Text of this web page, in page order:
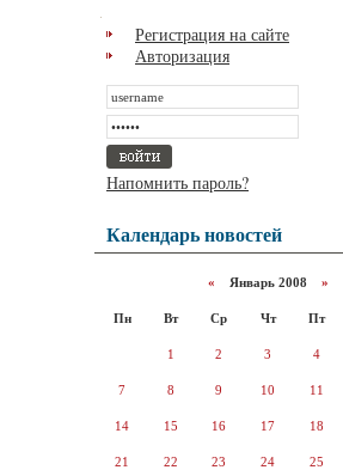
Регистрация на сайте
Авторизация
Напомнить пароль?
Календарь новостей
« Январь 2008 »
Пн Вт Ср Чт Пт
1 2 3 4
7 8 9 10 11
14 15 16 17 18
21 22 23 24 25